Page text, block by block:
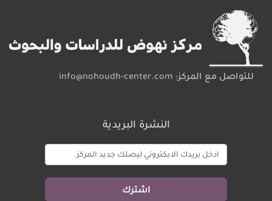
للتواصل مع المركز: info@nohoudh-center.com
النشرة البريدية